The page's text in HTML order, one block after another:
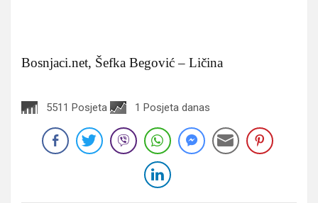
Bosnjaci.net, Šefka Begović – Ličina
5511 Posjeta 1 Posjeta danas